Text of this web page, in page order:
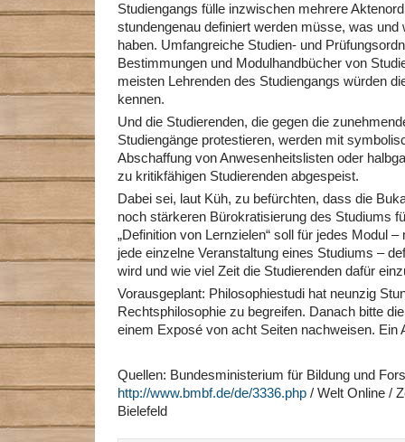
Studiengangs fülle inzwischen mehrere
stundengenau definiert werden müsse, was und
haben. Umfangreiche Studien- und
Bestimmungen und Modulhandbücher von
meisten Lehrenden des Studiengangs würden
kennen.
Und die Studierenden, die gegen die
Studiengänge protestieren, werden mit
Abschaffung von Anwesenheitslisten oder
zu kritikfähigen Studierenden abgespeist.
Dabei sei, laut Küh, zu befürchten, dass die
noch stärkeren Bürokratisierung des Studiums
„Definition von Lernzielen“ soll für jedes Modul
jede einzelne Veranstaltung eines Studiums –
wird und wie viel Zeit die Studierenden dafür
Vorausgeplant: Philosophiestudi hat neunzig
Rechtsphilosophie zu begreifen. Danach bitte
einem Exposé von acht Seiten nachweisen. Ein
Quellen: Bundesministerium für Bildung und
http://www.bmbf.de/de/3336.php / Welt Online /
Bielefeld